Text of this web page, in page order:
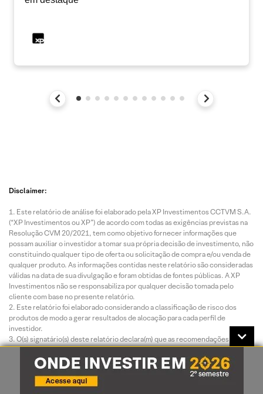
Disclaimer:
Este relatório de análise foi elaborado pela XP Investimentos CCTVM S.A.
(“XP Investimentos ou XP”) de acordo com todas as exigências previstas na
Resolução CVM 20/2021, tem como objetivo fornecer informações que
possam auxiliar o investidor a tomar sua própria decisão de investimento, não
constituindo qualquer tipo de oferta ou solicitação de compra e/ou venda de
qualquer produto. As informações contidas neste relatório são consideradas
válidas na data de sua divulgação e foram obtidas de fontes públicas. A XP
Investimentos não se responsabiliza por qualquer decisão tomada pelo
cliente com base no presente relatório.
Este relatório foi elaborado considerando a classificação de risco dos
produtos de modo a gerar resultados de alocação para cada perfil de
investidor.
O(s) signatário(s) deste relatório declara(m) que as recomendações
refletem única e exclusivamente suas análises e opiniões pessoais, que
foram produzidas de forma independente, inclusive em relação à XP
Investimentos e que estão sujeitas a modificações sem aviso prévio em
decorrência de alterações nas condições de mercado, e que sua(s)
remuneração(es) é(são) indiretamente influenciada por receitas